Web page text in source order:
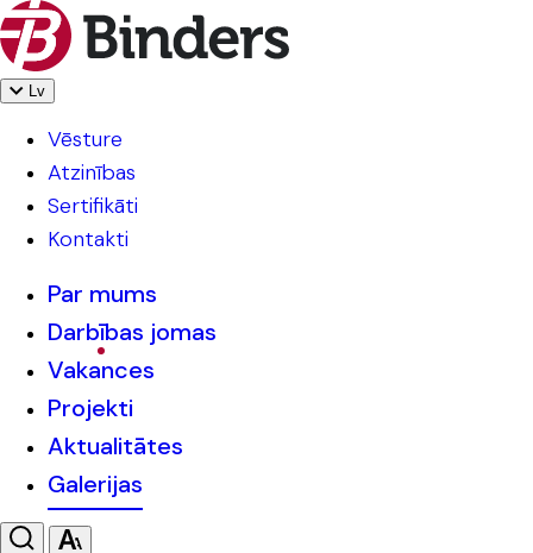
Lv
Vēsture
Atzinības
Sertifikāti
Kontakti
Par mums
Darbības jomas
Vakances
Projekti
Aktualitātes
Galerijas